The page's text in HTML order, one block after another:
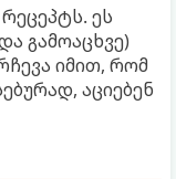
ეს
გამოაცხვე)
იმით, რომ
აციებენ